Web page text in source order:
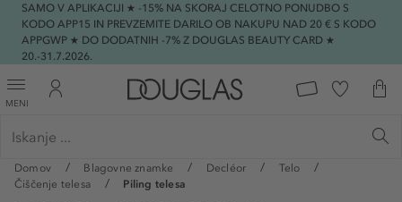
SAMO V APLIKACIJI ★ -15% NA SKORAJ CELOTNO PONUDBO S
KODO APP15 IN PREVZEMITE DARILO OB NAKUPU NAD 20 € S KODO
APPGWP ★ DO DODATNIH -7% Z DOUGLAS BEAUTY CARD ★
20.-31.7.2026.
MENI
Domov Blagovne znamke Decléor
Telo
Čiščenje telesa
Piling telesa